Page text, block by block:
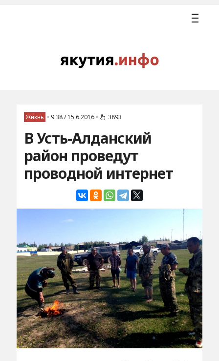
Жизнь • 9:38 / 15.6.2016 • 3893
В Усть-Алданский
район проведут
проводной интернет